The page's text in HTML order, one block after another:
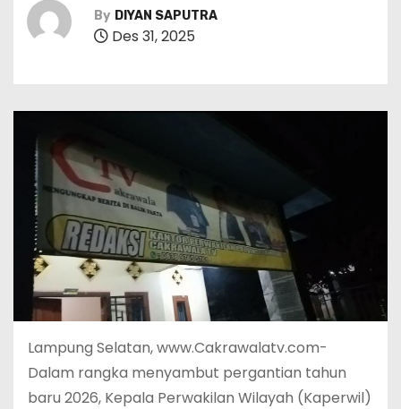
By DIYAN SAPUTRA
Des 31, 2025
Lampung Selatan, www.Cakrawalatv.com-
Dalam rangka menyambut pergantian tahun
baru 2026, Kepala Perwakilan Wilayah (Kaperwil)